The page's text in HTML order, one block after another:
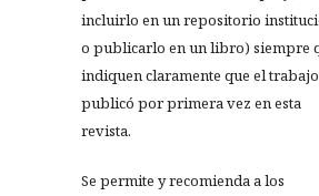
incluirlo en un repositorio
o publicarlo en un libro) siempre
indiquen claramente que el
publicó por primera vez en esta
revista.
Se permite y recomienda a los